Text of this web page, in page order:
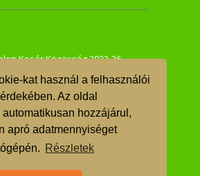
kat használ a felhasználói
Az oldal
hozzájárul,
apró adatmennyiséget
Részletek
Kosár Közösség 2022-26
ÁSZF
GDPR
TMR
Árgarancia